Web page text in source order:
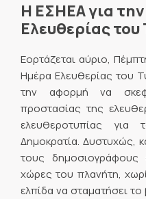
Η ΕΣΗΕΑ για
Ελευθερίας του
Εορτάζεται αύριο,
Ημέρα Ελευθερίας του
την αφορμή να
προστασίας της
ελευθεροτυπίας
Δημοκρατία. Δυστυχώς,
τους
χώρες του πλανήτη,
ελπίδα να σταματήσει